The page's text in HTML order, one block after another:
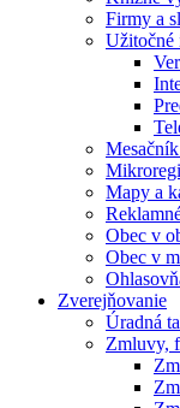
Firmy a
Užitočné
Mapy a
Obec v
Obec v
Zverejňovanie
Úradná
Zmluvy,